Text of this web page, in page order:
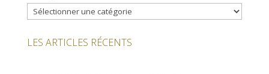
Catégories
LES ARTICLES RÉCENTS